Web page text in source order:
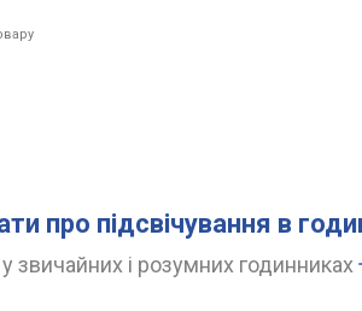
про підсвічування в
звичайних і розумних годинниках